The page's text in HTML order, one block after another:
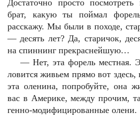
Достаточно просто
брат, какую ты поймал
расскажу. Мы были в походе,
— десять лет? Да, старичок,
на спиннинг прекраснейшую…
—Нет, эта форель местная.
ловится живьем прямо вот
эта оленина, попробуйте, она
вас в Америке, между прочим,
генно-модифицированные олени.